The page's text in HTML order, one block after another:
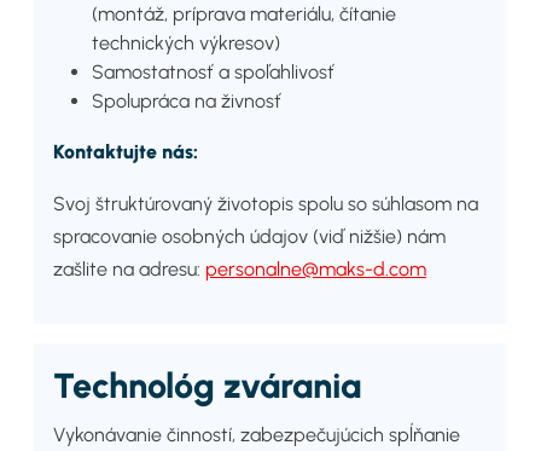
(montáž, príprava materiálu, čítanie
technických výkresov)
Samostatnosť a spoľahlivosť
Spolupráca na živnosť
Kontaktujte nás:
Svoj štruktúrovaný životopis spolu so súhlasom na
spracovanie osobných údajov (viď nižšie) nám
zašlite na adresu: personalne@maks-d.com
Technológ zvárania
Vykonávanie činností, zabezpečujúcich spĺňanie